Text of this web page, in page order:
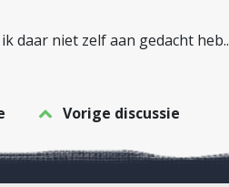
daar niet zelf aan gedacht heb..
Vorige discussie